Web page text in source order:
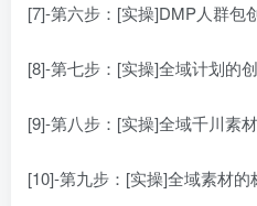
[7]-第六步：[实操]DMP人群包
[8]-第七步：[实操]全域计划的
[9]-第八步：[实操]全域千川素
[10]-第九步：[实操]全域素材